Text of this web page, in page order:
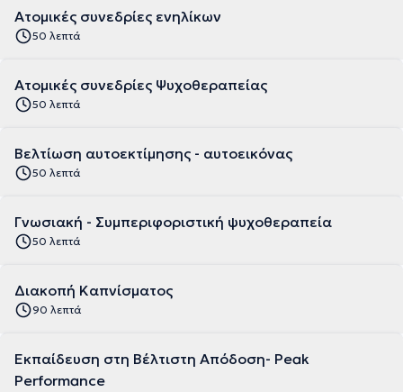
Ατομικές συνεδρίες ενηλίκων
50 λεπτά
Ατομικές συνεδρίες Ψυχοθεραπείας
50 λεπτά
Βελτίωση αυτοεκτίμησης - αυτοεικόνας
50 λεπτά
Γνωσιακή - Συμπεριφοριστική ψυχοθεραπεία
50 λεπτά
Διακοπή Καπνίσματος
90 λεπτά
Εκπαίδευση στη Βέλτιστη Απόδοση- Peak
Performance